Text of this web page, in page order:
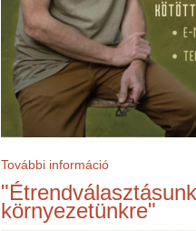
További információ
környezetünkre"